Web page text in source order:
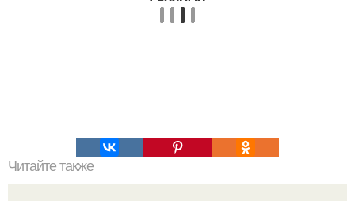
Читайте также